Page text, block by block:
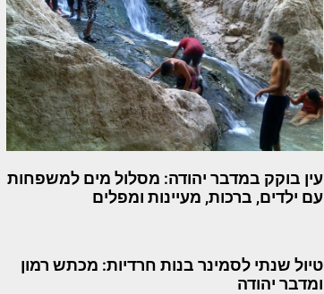
עין בוקק במדבר יהודה: מסלול מים למשפחות
עם ילדים, ברכות, מעיינות ומפלים
טיול שנתי לסמינר בנות חרדיות: מכתש רמון
ומדבר יהודה